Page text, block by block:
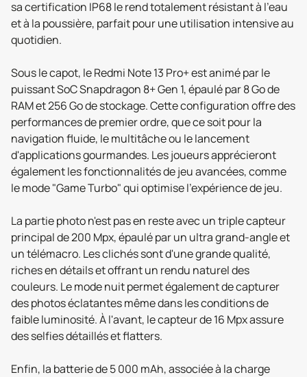
sa certification IP68 le rend totalement résistant à l'eau
et à la poussière, parfait pour une utilisation intensive au
quotidien.
Sous le capot, le Redmi Note 13 Pro+ est animé par le
puissant SoC Snapdragon 8+ Gen 1, épaulé par 8 Go de
RAM et 256 Go de stockage. Cette configuration offre des
performances de premier ordre, que ce soit pour la
navigation fluide, le multitâche ou le lancement
d'applications gourmandes. Les joueurs apprécieront
également les fonctionnalités de jeu avancées, comme
le mode "Game Turbo" qui optimise l'expérience de jeu.
La partie photo n'est pas en reste avec un triple capteur
principal de 200 Mpx, épaulé par un ultra grand-angle et
un télémacro. Les clichés sont d'une grande qualité,
riches en détails et offrant un rendu naturel des
couleurs. Le mode nuit permet également de capturer
des photos éclatantes même dans les conditions de
faible luminosité. À l'avant, le capteur de 16 Mpx assure
des selfies détaillés et flatters.
Enfin, la batterie de 5 000 mAh, associée à la charge